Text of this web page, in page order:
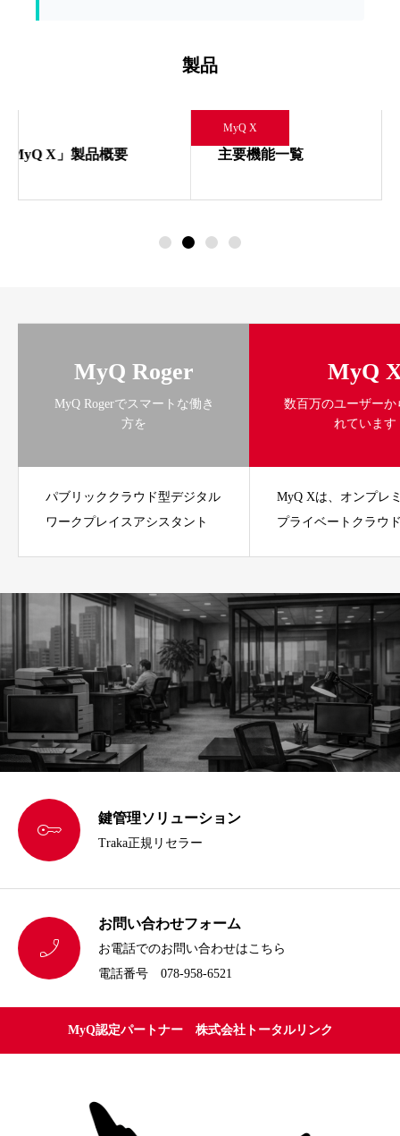
製品
主要機能一覧
MyQ Roger
MyQ Rogerでスマートな働き
方を
パブリッククラウド型デジタル
ワークプレイスアシスタント
MyQ
数百万のユーザーか
れています
MyQ Xは、オンプレ
プライベートクラウ
 鍵管理ソリューション
Traka正規リセラー

お問い合わせフォーム
お電話でのお問い合わせはこちら
電話番号 078-958-6521
MyQ認定パートナー 株式会社トータルリンク